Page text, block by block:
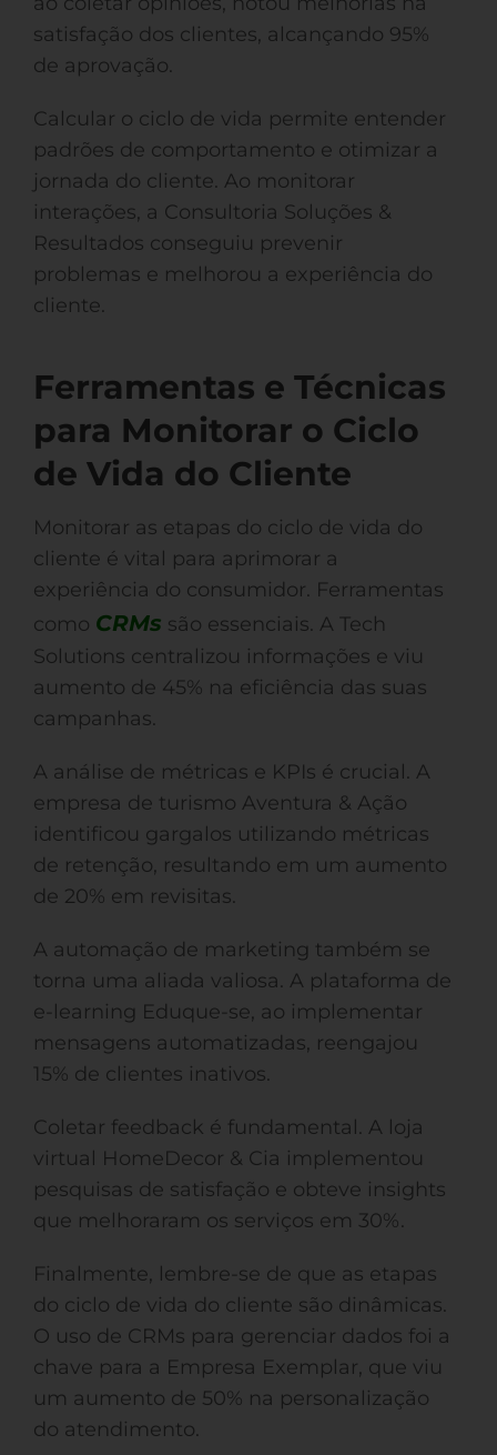
satisfação dos clientes, alcançando 95%
de aprovação.
Calcular o ciclo de vida permite entender
padrões de comportamento e otimizar a
jornada do cliente. Ao monitorar
interações, a Consultoria Soluções &
Resultados conseguiu prevenir
problemas e melhorou a experiência do
cliente.
Ferramentas e Técnicas
para Monitorar o Ciclo
de Vida do Cliente
Monitorar as etapas do ciclo de vida do
cliente é vital para aprimorar a
experiência do consumidor. Ferramentas
como CRMs são essenciais. A Tech
Solutions centralizou informações e viu
aumento de 45% na eficiência das suas
campanhas.
A análise de métricas e KPIs é crucial. A
empresa de turismo Aventura & Ação
identificou gargalos utilizando métricas
de retenção, resultando em um aumento
de 20% em revisitas.
A automação de marketing também se
torna uma aliada valiosa. A plataforma de
e-learning Eduque-se, ao implementar
mensagens automatizadas, reengajou
15% de clientes inativos.
Coletar feedback é fundamental. A loja
virtual HomeDecor & Cia implementou
pesquisas de satisfação e obteve insights
que melhoraram os serviços em 30%.
Finalmente, lembre-se de que as etapas
do ciclo de vida do cliente são dinâmicas.
O uso de CRMs para gerenciar dados foi a
chave para a Empresa Exemplar, que viu
um aumento de 50% na personalização
do atendimento.